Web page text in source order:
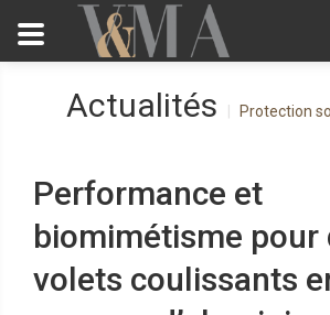
Actualités Protection
Performance et
biomimétisme pour
volets coulissants